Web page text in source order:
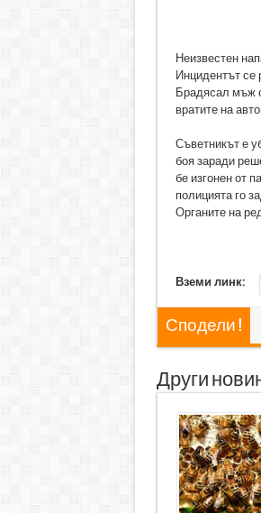
Неизвестен
Инцидентът се
Брадясал мъж
вратите на
Съветникът е
боя заради
бе изгонен от
полицията го
Органите на
Вземи линк:
Сподели !
Други